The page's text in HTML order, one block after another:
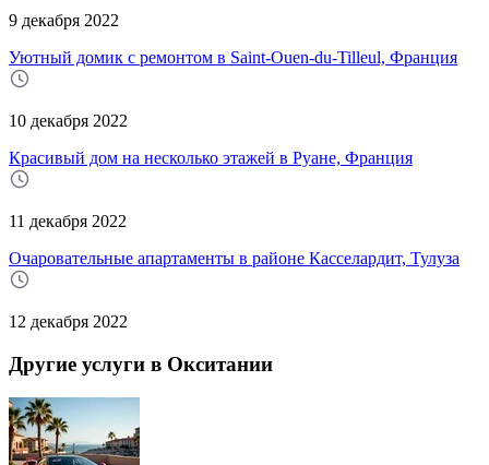
9 декабря 2022
Уютный домик с ремонтом в Saint-Ouen-du-Tilleul, Франция
10 декабря 2022
Красивый дом на несколько этажей в Руане, Франция
11 декабря 2022
Очаровательные апартаменты в районе Касселардит, Тулуза
12 декабря 2022
Другие услуги в Окситании